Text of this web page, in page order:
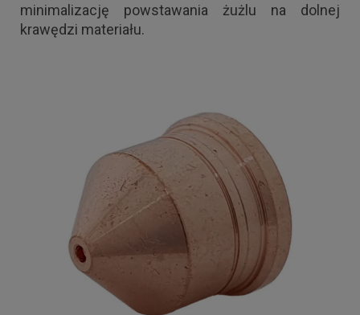
minimalizację powstawania żużlu na dolnej
krawędzi materiału.